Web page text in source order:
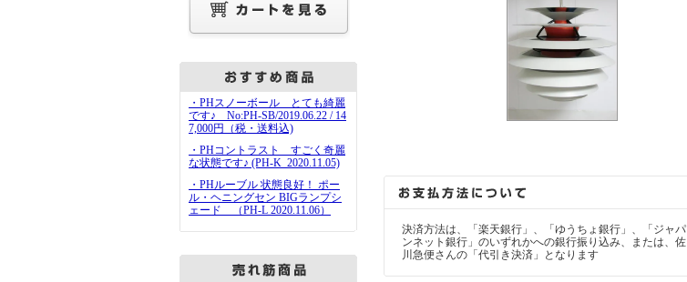
・PHスノーボール とても綺麗
です♪ No:PH-SB/2019.06.22 / 14
7,000円（税・送料込)
・PHコントラスト すごく奇麗
な状態です♪ (PH-K_2020.11.05)
・PHルーブル 状態良好！ ポー
ル・ヘニングセン BIGランプシ
ェード （PH-L 2020.11.06）
決済方法は、「楽天銀行」、「ゆうちょ銀行」、「ジャパ
ンネット銀行」のいずれかへの銀行振り込み、または、佐
川急便さんの「代引き決済」となります